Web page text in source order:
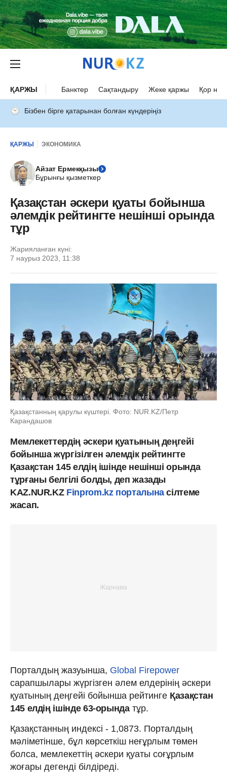
ҚАРЖЫ Банктер Сақтандыру Жеке қаржы Қор
Бізбен бірге қатарынан болған күндеріңіз
ҚАРЖЫ ЭКОНОМИКА
Айзат Ермекқызы
Бұрынғы қызметкер
Қазақстан әскери қуаты бойынша
әлемдік рейтингте нешінші орында
тұр
Жарияланған күні:
7 наурыз 2023, 11:38
Қазақстанның қарулы күштері. Фото: NUR.KZ/Петр
Карандашов
Мемлекеттердің әскери қуатының деңгейі
бойынша жүргізілген әлемдік рейтингте
Қазақстан 145 елдің ішінде нешінші орында
тұрғаны белгілі болды, деп жазады
KAZ.NUR.KZFinprom.kz порталынасілтеме
жасап.
Порталдың жазуынша, Global Firepower
сарапшылары жүргізген әлем елдерінің әскери
қуатының деңгейі бойынша рейтинге Қазақстан
145 елдің ішінде 63-орындатұр.
Қазақстанның индексі - 1,0873. Порталдың
мәліметінше, бұл көрсеткіш неғұрлым төмен
болса, мемлекеттің әскери қуаты соғұрлым
жоғары дегенді білдіреді.